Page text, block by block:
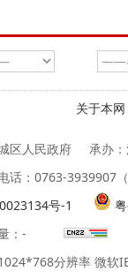
关于本网
区人民政府
承办
话：0763-3939907
号-1
： -
分辨率 微软